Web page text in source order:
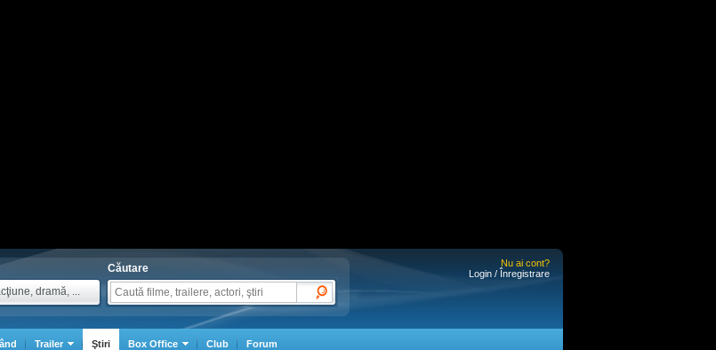
dramă, ...
Căutare
Nu ai cont?
Login / Înregistrare
Trailer Ştiri Box Office Club Forum